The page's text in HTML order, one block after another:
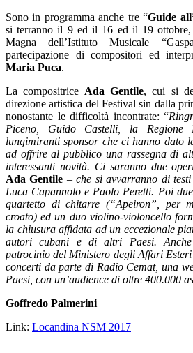
Sono in programma anche tre “Guide
si terranno il 9 ed il 16 ed il 19 ottobre,
Magna dell’Istituto Musicale
partecipazione di compositori ed
Maria Puca.
La compositrice Ada Gentile, cui si
direzione artistica del Festival sin dalla
nonostante le difficoltà incontrate: “
Piceno, Guido Castelli, la
lungimiranti sponsor che ci hanno dato
ad offrire al pubblico una rassegna di
interessanti novità. Ci saranno due
Ada Gentile –che si avvarranno di
Luca Capannolo e Paolo Peretti. Poi
quartetto di chitarre (“Apeiron”, per
croato) ed un duo violino-violoncello
la chiusura affidata ad un eccezionale
autori cubani e di altri Paesi. Anche
patrocinio del Ministero degli Affari
concerti da parte di Radio Cemat, una
Paesi, con un’audience di oltre 400.000
Goffredo Palmerini
Link: Locandina NSM 2017